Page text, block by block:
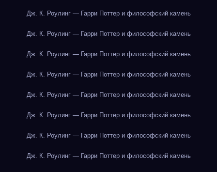
Дж. К. Роулинг — Гарри Поттер и философский камень
Дж. К. Роулинг — Гарри Поттер и философский камень
Дж. К. Роулинг — Гарри Поттер и философский камень
Дж. К. Роулинг — Гарри Поттер и философский камень
Дж. К. Роулинг — Гарри Поттер и философский камень
Дж. К. Роулинг — Гарри Поттер и философский камень
Дж. К. Роулинг — Гарри Поттер и философский камень
Дж. К. Роулинг — Гарри Поттер и философский камень